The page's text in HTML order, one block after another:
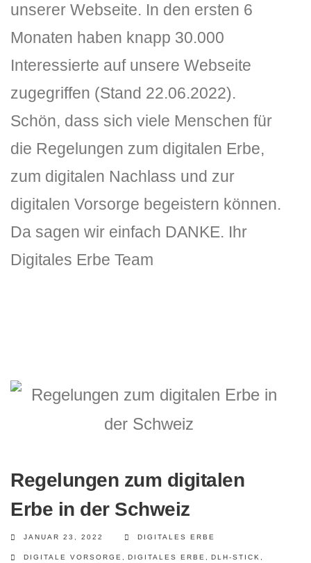
unserer Webseite. In den ersten 6
Monaten haben knapp 30.000
Interessierte auf unsere Webseite
zugegriffen (Stand 22.06.2022).
Schön, dass sich viele Menschen für
die Regelungen zum digitalen Erbe,
zum digitalen Nachlass und zur
digitalen Vorsorge begeistern können.
Da sagen wir einfach DANKE. Ihr
Digitales Erbe Team
Regelungen zum digitalen
Erbe in der Schweiz
JANUAR 23, 2022 DIGITALES ERBE
DIGITALE VORSORGE DIGITALES ERBE DLH-STICK